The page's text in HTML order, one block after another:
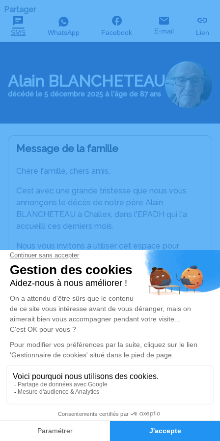
Faire-part Hommages
Partager
SMS WhatsApp Facebook E-mail Lien
Alain BLANCHETEAU
décédé le 5 décembre 2025 à l'âge de 87 ans
Message de la famille
Chère famille, chers amis,
C’est avec une grande tristesse que nous vous
annonçons le décès de notre père Alain
BLANCHETEAU à Challex, dans l'EPADH qui l'a
accueilli ces derniers mois.
Nous vous invitons à utiliser cet espace pour
laisser vos condoléances, partager des photos
souvenirs, une anecdote ou exprimer vos pensées
à travers des poèmes ou des textes.
Cet endroit est un lieu d'expression dédié à
honorer sa mémoire.
Afin de participer à un environnement plus sain
pour les générations futures, nous vous
engageons, plutôt que de faire livrer des fleurs, de
participer à une plantation d'arbre en son
hommage.
Anne, Isabelle et Vincent
Un service de plantation d’arbre hommage est
disponible ici